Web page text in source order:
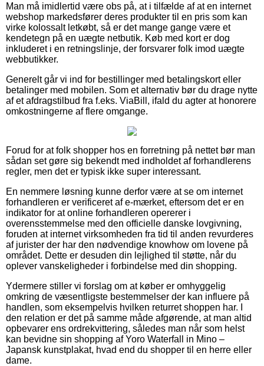
Man må imidlertid være obs på, at i tilfælde af at en internet
webshop markedsfører deres produkter til en pris som kan
virke kolossalt letkøbt, så er det mange gange være et
kendetegn på en uægte netbutik. Køb med kort er dog
inkluderet i en retningslinje, der forsvarer folk imod uægte
webbutikker.
Generelt går vi ind for bestillinger med betalingskort eller
betalinger med mobilen. Som et alternativ bør du drage nytte
af et afdragstilbud fra f.eks. ViaBill, ifald du agter at honorere
omkostningerne af flere omgange.
Forud for at folk shopper hos en forretning på nettet bør man
sådan set gøre sig bekendt med indholdet af forhandlerens
regler, men det er typisk ikke super interessant.
En nemmere løsning kunne derfor være at se om internet
forhandleren er verificeret af e-mærket, eftersom det er en
indikator for at online forhandleren opererer i
overensstemmelse med den officielle danske lovgivning,
foruden at internet virksomheden fra tid til anden revurderes
af jurister der har den nødvendige knowhow om lovene på
området. Dette er desuden din lejlighed til støtte, når du
oplever vanskeligheder i forbindelse med din shopping.
Ydermere stiller vi forslag om at køber er omhyggelig
omkring de væsentligste bestemmelser der kan influere på
handlen, som eksempelvis hvilken returret shoppen har. I
den relation er det på samme måde afgørende, at man altid
opbevarer ens ordrekvittering, således man når som helst
kan bevidne sin shopping af Yoro Waterfall in Mino –
Japansk kunstplakat, hvad end du shopper til en herre eller
dame.